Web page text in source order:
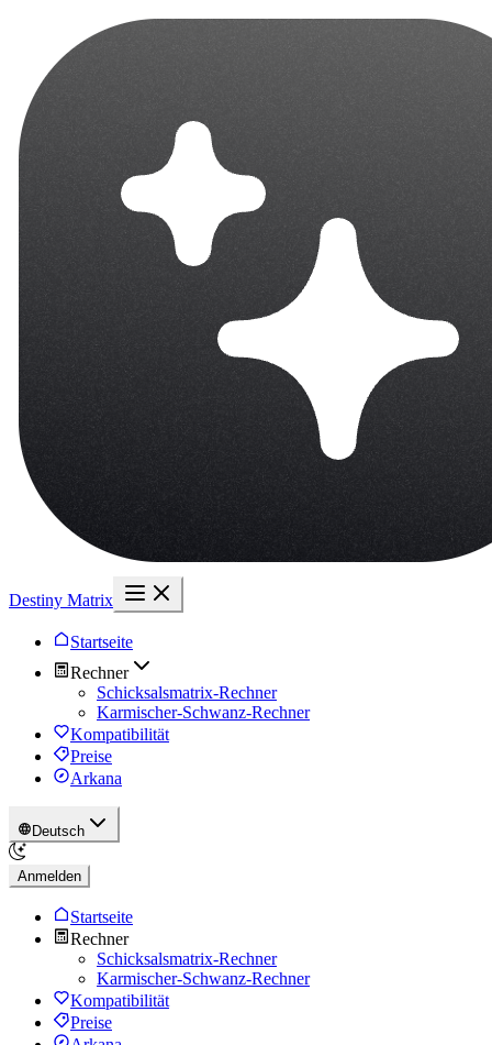
Destiny Matrix
Startseite
Rechner
Schicksalsmatrix-Rechner
Karmischer-Schwanz-Rechner
Kompatibilität
Preise
Arkana
Deutsch
Anmelden
Startseite
Rechner
Schicksalsmatrix-Rechner
Karmischer-Schwanz-Rechner
Kompatibilität
Preise